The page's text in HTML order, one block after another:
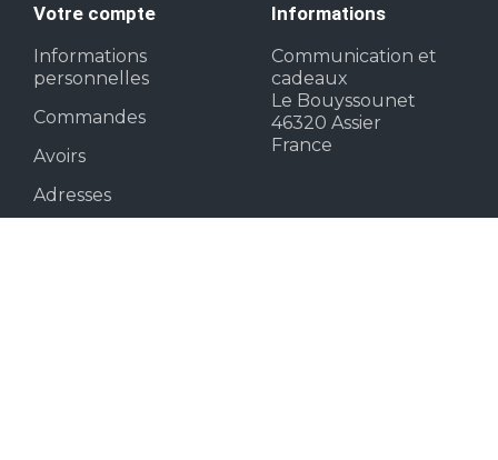
Votre compte
Informations
personnelles
Commandes
Avoirs
Adresses
Informations
Communication et
cadeaux
Le Bouyssounet
46320 Assier
France